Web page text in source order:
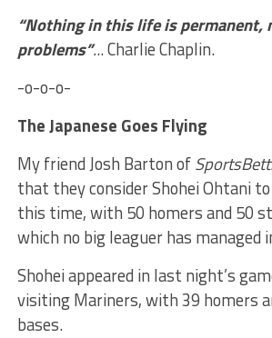
“Nothing in this life is permanent,
problems”... Charlie Chaplin.
-o-o-o-
The Japanese Goes Flying
My friend Josh Barton of
that they consider Shohei Ohtani
this time, with 50 homers and 50
which no big leaguer has managed
Shohei appeared in last night’s
visiting Mariners, with 39 homers
bases.